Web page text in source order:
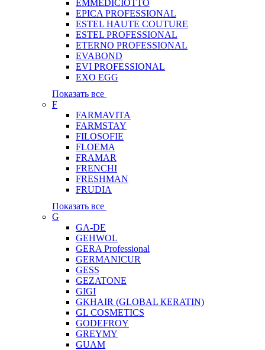
EMMEDICIOTTO
EPICA PROFESSIONAL
ESTEL HAUTE COUTURE
ESTEL PROFESSIONAL
ETERNO PROFESSIONAL
EVABOND
EVI PROFESSIONAL
EXO EGG
Показать все
F
FARMAVITA
FARMSTAY
FILOSOFIE
FLOEMA
FRAMAR
FRENCHI
FRESHMAN
FRUDIA
Показать все
G
GA-DE
GEHWOL
GERA Professional
GERMANICUR
GESS
GEZATONE
GIGI
GKHAIR (GLOBAL КЕRATIN)
GL COSMETICS
GODEFROY
GREYMY
GUAM